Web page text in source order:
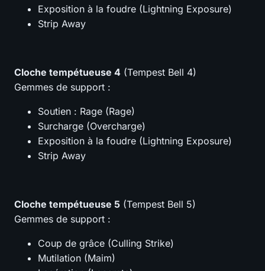
Exposition à la foudre (Lightning Exposure)
Strip Away
Cloche tempétueuse 4 (Tempest Bell 4)
Gemmes de support :
Soutien : Rage (Rage)
Surcharge (Overcharge)
Exposition à la foudre (Lightning Exposure)
Strip Away
Cloche tempétueuse 5 (Tempest Bell 5)
Gemmes de support :
Coup de grâce (Culling Strike)
Mutilation (Maim)